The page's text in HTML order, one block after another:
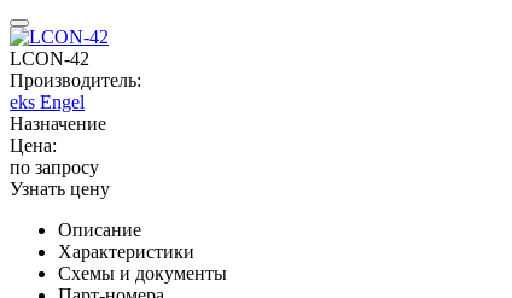
LCON-42
Производитель:
eks Engel
Назначение
Цена:
по запросу
Узнать цену
Описание
Характеристики
Схемы и документы